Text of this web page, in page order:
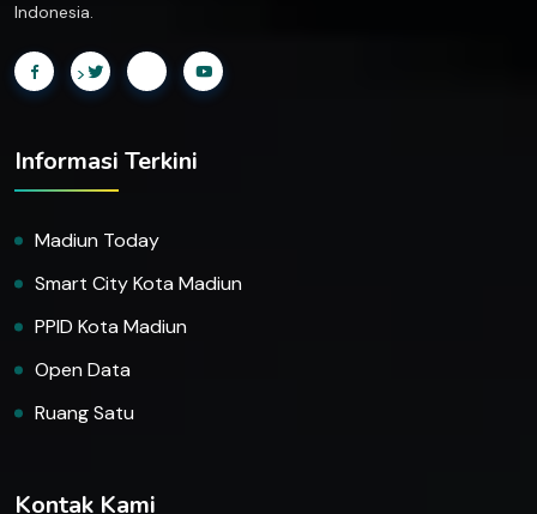
Indonesia.
>
Informasi Terkini
Madiun Today
Smart City Kota Madiun
PPID Kota Madiun
Open Data
Ruang Satu
Kontak Kami